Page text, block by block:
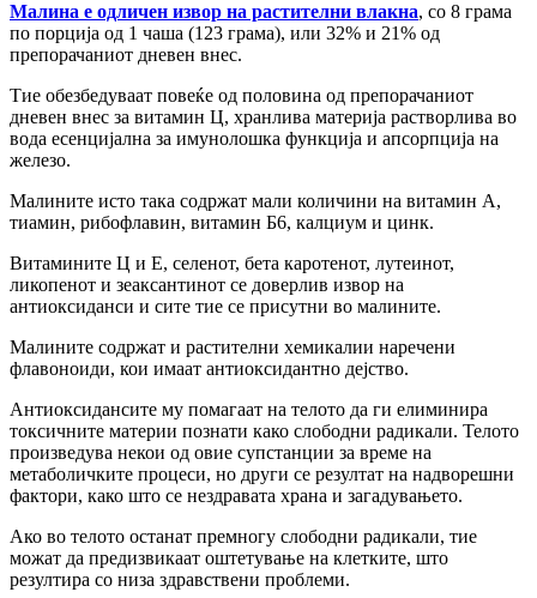
Малинa е одличен извор на растителни влакна, со 8 грама
по порција од 1 чаша (123 грама), или 32% и 21% од
препорачаниот дневен внес.
Тие обезбедуваат повеќе од половина од препорачаниот
дневен внес за витамин Ц, хранлива материја растворлива во
вода есенцијална за имунолошка функција и апсорпција на
железо.
Малините исто така содржат мали количини на витамин А,
тиамин, рибофлавин, витамин Б6, калциум и цинк.
Витамините Ц и Е, селенот, бета каротенот, лутеинот,
ликопенот и зеаксантинот се доверлив извор на
антиоксиданси и сите тие се присутни во малините.
Малините содржат и растителни хемикалии наречени
флавоноиди, кои имаат антиоксидантно дејство.
Антиоксидансите му помагаат на телото да ги елиминира
токсичните материи познати како слободни радикали. Телото
произведува некои од овие супстанции за време на
метаболичките процеси, но други се резултат на надворешни
фактори, како што се нездравата храна и загадувањето.
Ако во телото останат премногу слободни радикали, тие
можат да предизвикаат оштетување на клетките, што
резултира со низа здравствени проблеми.